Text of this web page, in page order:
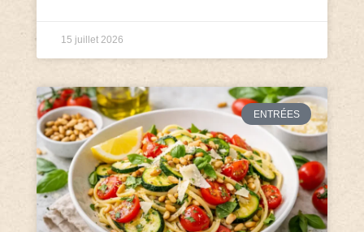
15 juillet 2026
ENTRÉES